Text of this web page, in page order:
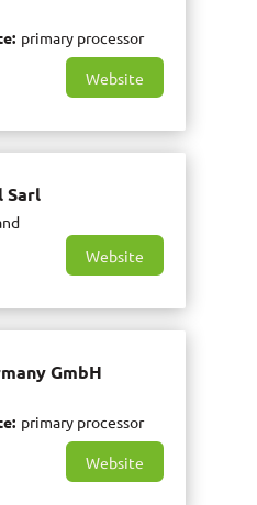
primary processor
Website
Sarl
Website
GmbH
primary processor
Website